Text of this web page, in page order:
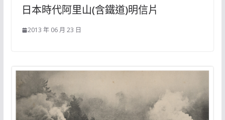
日本時代阿里山(含鐵道)明信片
2013 年 06 月 23 日